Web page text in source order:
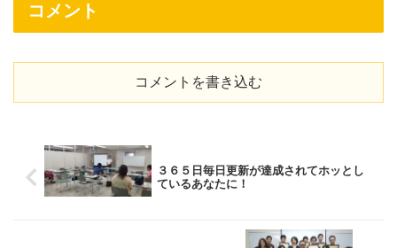
コメント
コメントを書き込む
３６５日毎日更新が達成されてホッとし
ているあなたに！